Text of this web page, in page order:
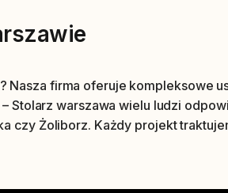
firma oferuje kompleksowe
Stolarz warszawa wielu ludzi
czy Żoliborz. Każdy projekt